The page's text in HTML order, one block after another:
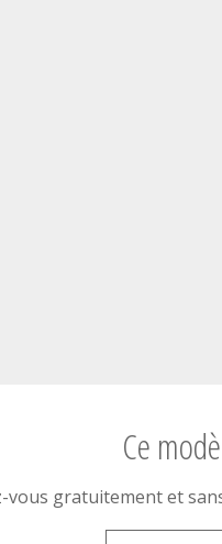
Ce
vous gratuitement et